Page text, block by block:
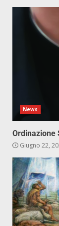
News
Ordinazione
Giugno 22,